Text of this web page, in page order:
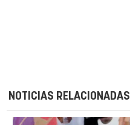
NOTICIAS RELACIONADAS